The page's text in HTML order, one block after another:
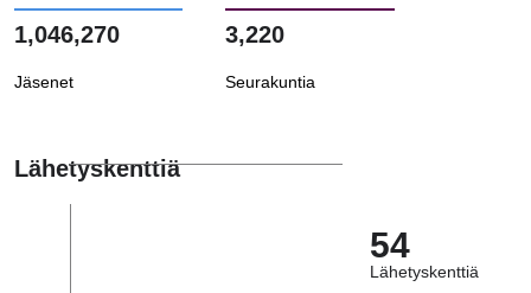
1,046,270
Jäsenet
3,220
Seurakuntia
Lähetyskenttiä
54
Lähetyskenttiä